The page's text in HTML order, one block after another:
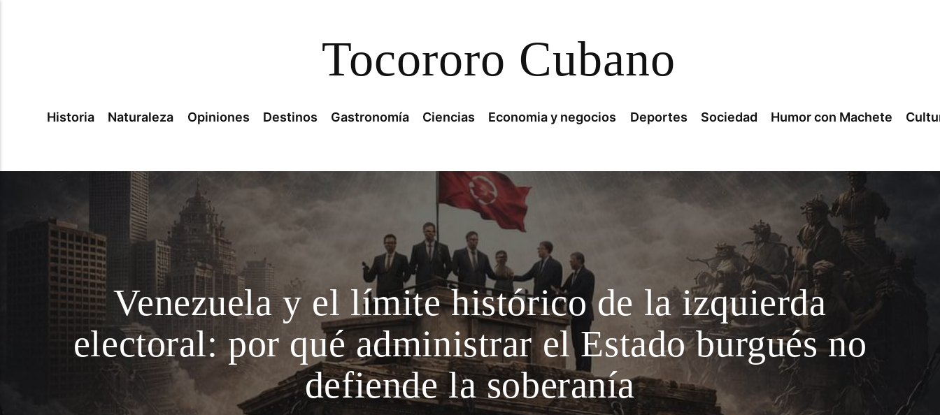
Tocororo Cubano
Historia Naturaleza Opiniones Destinos Gastronomía Ciencias Economia y negocios Deportes Sociedad Humor con Machete
Venezuela y el límite histórico de la izquierda
electoral: por qué administrar el Estado burgués no
defiende la soberanía